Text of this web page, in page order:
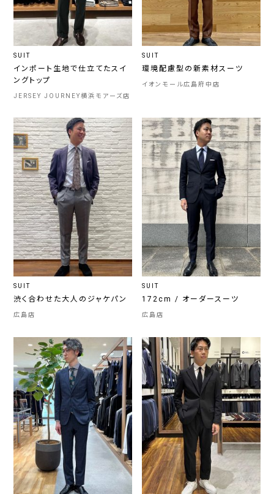
SUIT
インポート生地で仕立てたスイ
ングトップ
JERSEY JOURNEY横浜モアーズ店
SUIT
環境配慮型の新素材スーツ
イオンモール広島府中店
SUIT
渋く合わせた大人のジャケパン
広島店
SUIT
172cm / オーダースーツ
広島店